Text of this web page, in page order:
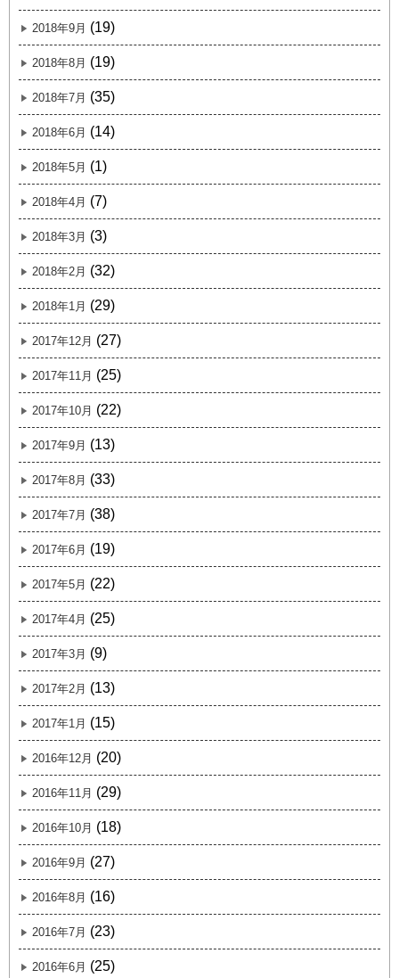
2018年9月 (19)
2018年8月 (19)
2018年7月 (35)
2018年6月 (14)
2018年5月 (1)
2018年4月 (7)
2018年3月 (3)
2018年2月 (32)
2018年1月 (29)
2017年12月 (27)
2017年11月 (25)
2017年10月 (22)
2017年9月 (13)
2017年8月 (33)
2017年7月 (38)
2017年6月 (19)
2017年5月 (22)
2017年4月 (25)
2017年3月 (9)
2017年2月 (13)
2017年1月 (15)
2016年12月 (20)
2016年11月 (29)
2016年10月 (18)
2016年9月 (27)
2016年8月 (16)
2016年7月 (23)
2016年6月 (25)